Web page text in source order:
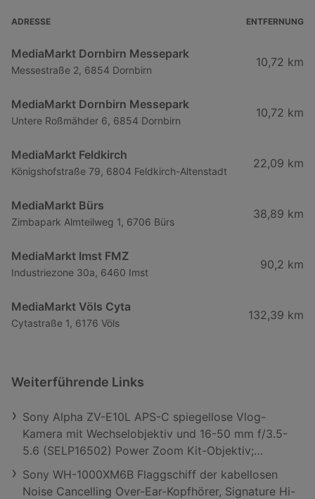
ADRESSE ENTFERNUNG
MediaMarkt Dornbirn Messepark
Messestraße 2, 6854 Dornbirn
10,72 km
MediaMarkt Dornbirn Messepark
Untere Roßmähder 6, 6854 Dornbirn
10,72 km
MediaMarkt Feldkirch
Königshofstraße 79, 6804 Feldkirch-Altenstadt
22,09 km
MediaMarkt Bürs
Zimbapark Almteilweg 1, 6706 Bürs
38,89 km
MediaMarkt Imst FMZ
Industriezone 30a, 6460 Imst
90,2 km
MediaMarkt Völs Cyta
Cytastraße 1, 6176 Völs
132,39 km
Weiterführende Links
Sony Alpha ZV-E10L APS-C spiegellose Vlog-
Kamera mit Wechselobjektiv und 16-50 mm f/3.5-
5.6 (SELP16502) Power Zoom Kit-Objektiv;
Systemkamera
Sony WH-1000XM6B Flaggschiff der kabellosen
Noise Cancelling Over-Ear-Kopfhörer, Signature Hi-